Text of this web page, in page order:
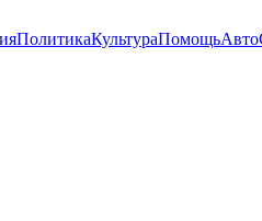
ПолитикаКультураПомощьАвто